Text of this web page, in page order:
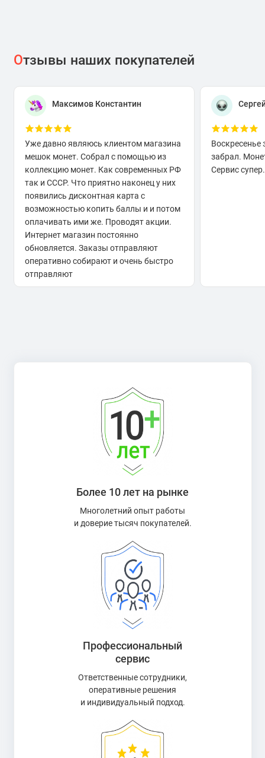
Отзывы наших покупателей
Максимов Константин
Уже давно являюсь клиентом магазина
мешок монет. Собрал с помощью из
коллекцию монет. Как современных РФ
так и СССР. Что приятно наконец у них
появились дисконтная карта с
возможностью копить баллы и и потом
оплачивать ими же. Проводят акции.
Интернет магазин постоянно
обновляется. Заказы отправляют
оперативно собирают и очень быстро
отправляют
Воскресенье
забрал.
Сервис
Более 10 лет на рынке
Многолетний опыт работы
и доверие тысяч покупателей.
Профессиональный
сервис
Ответственные сотрудники,
оперативные решения
и индивидуальный подход.